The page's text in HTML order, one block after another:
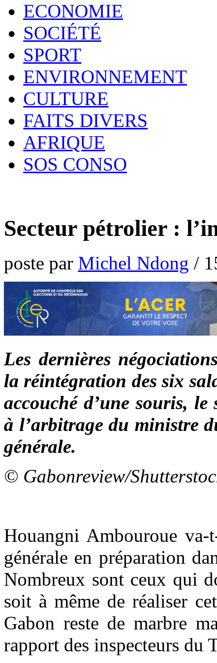
ECONOMIE
SOCIÉTÉ
SPORT
ENVIRONNEMENT
CULTURE
FAITS DIVERS
AFRIQUE
SOS CONSO
Secteur pétrolier :
poste par Michel Ndong /
Les dernières
la réintégration des six
accouché d’une souris, le
à l’arbitrage du ministre
générale.
© Gabonreview/
Houangni Ambouroue
générale en préparation
Nombreux sont ceux qui
soit à même de réaliser
Gabon reste de marbre
rapport des inspecteurs du